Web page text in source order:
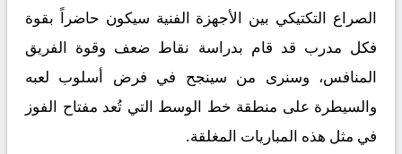
الصراع التكتيكي بين الأجهزة الفنية سيكون حاضراً بقوة
فكل مدرب قد قام بدراسة نقاط ضعف وقوة الفريق
المنافس، وسنرى من سينجح في فرض أسلوب لعبه
والسيطرة على منطقة خط الوسط التي تُعد مفتاح الفوز
في مثل هذه المباريات المغلقة.